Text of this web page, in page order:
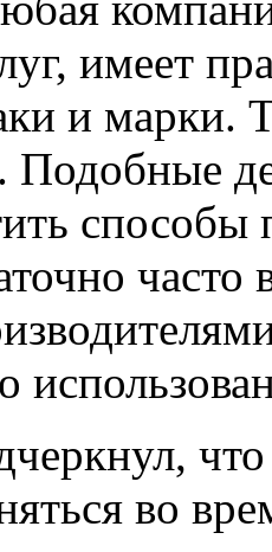
имеет
и марки.
Подобные
способы
часто
во